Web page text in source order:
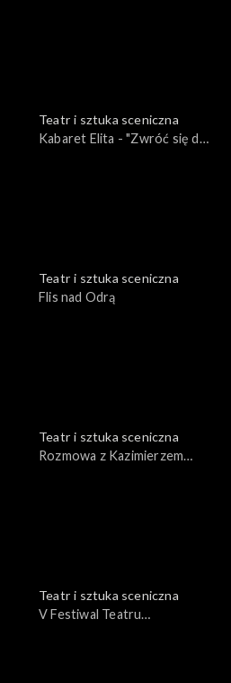
Teatr i sztuka sceniczna
Kabaret Elita - "Zwróć się do
Teatr i sztuka sceniczna
Flis nad Odrą
Teatr i sztuka sceniczna
Rozmowa z Kazimierzem
Teatr i sztuka sceniczna
V Festiwal Teatru